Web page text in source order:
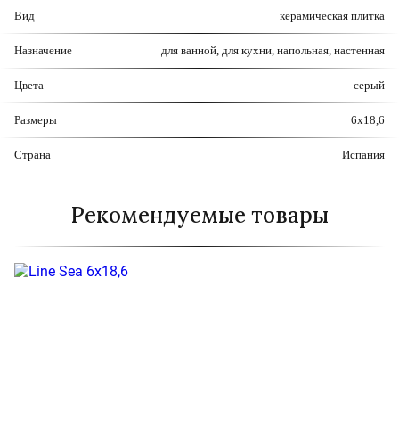
Вид керамическая плитка
Назначение для ванной, для кухни, напольная, настенная
Цвета серый
Размеры 6x18,6
Страна Испания
Рекомендуемые товары